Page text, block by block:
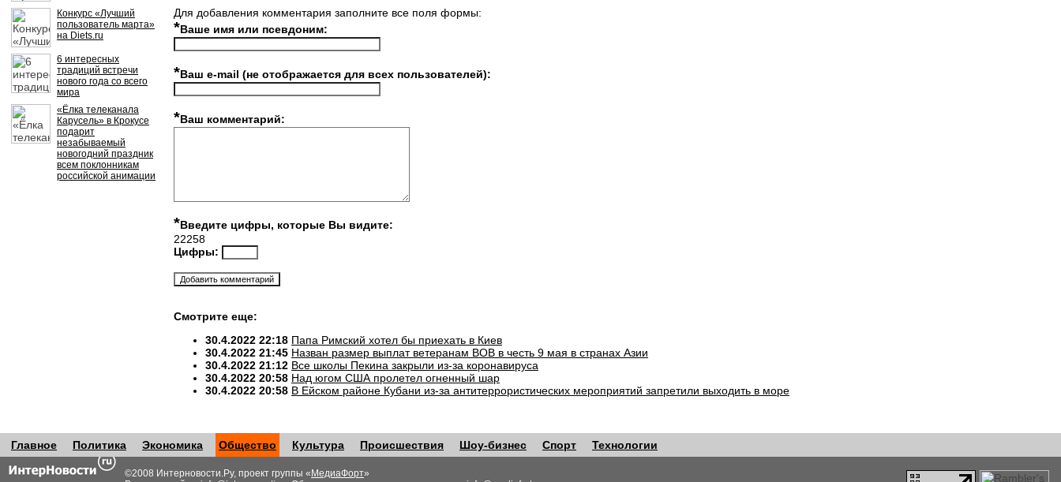
Конкурс «Лучший
пользователь марта»
на Diets.ru
6 интересных
традиций встречи
нового года со всего
мира
«Ёлка телеканала
Карусель» в Крокусе
подарит
незабываемый
новогодний праздник
всем поклонникам
российской анимации
Для добавления комментария заполните все поля формы:
*Ваше имя или псевдоним:
*Ваш e-mail (не отображается для всех пользователей):
*Ваш комментарий:
*Введите цифры, которые Вы видите:
22258
Цифры:
Смотрите еще:
30.4.2022 22:18 Папа Римский хотел бы приехать в Киев
30.4.2022 21:45 Назван размер выплат ветеранам ВОВ в честь 9 мая в странах Азии
30.4.2022 21:12 Все школы Пекина закрыли из-за коронавируса
30.4.2022 20:58 Над югом США пролетел огненный шар
30.4.2022 20:58 В Ейском районе Кубани из-за антитеррористических мероприятий запретили выходить в море
Главное Политика Экономика Общество Культура Происшествия Шоу-бизнес Спорт Технологии
©2008 Интерновости.Ру, проект группы « МедиаФорт»